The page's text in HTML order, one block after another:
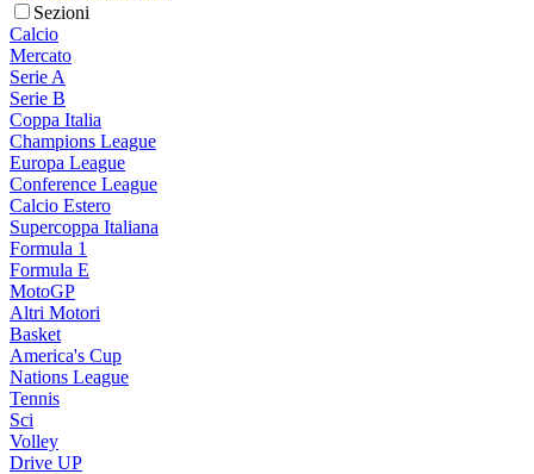
Sezioni
Calcio
Mercato
Serie A
Serie B
Coppa Italia
Champions League
Europa League
Conference League
Calcio Estero
Supercoppa Italiana
Formula 1
Formula E
MotoGP
Altri Motori
Basket
America's Cup
Nations League
Tennis
Sci
Volley
Drive UP